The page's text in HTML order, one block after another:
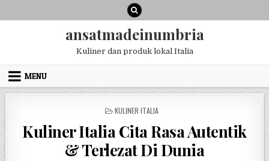
ansatmadeinumbria
Kuliner dan produk lokal Italia
MENU
POSTED
KULINER ITALIA
Kuliner Italia Cita Rasa Autentik
& Terlezat Di Dunia